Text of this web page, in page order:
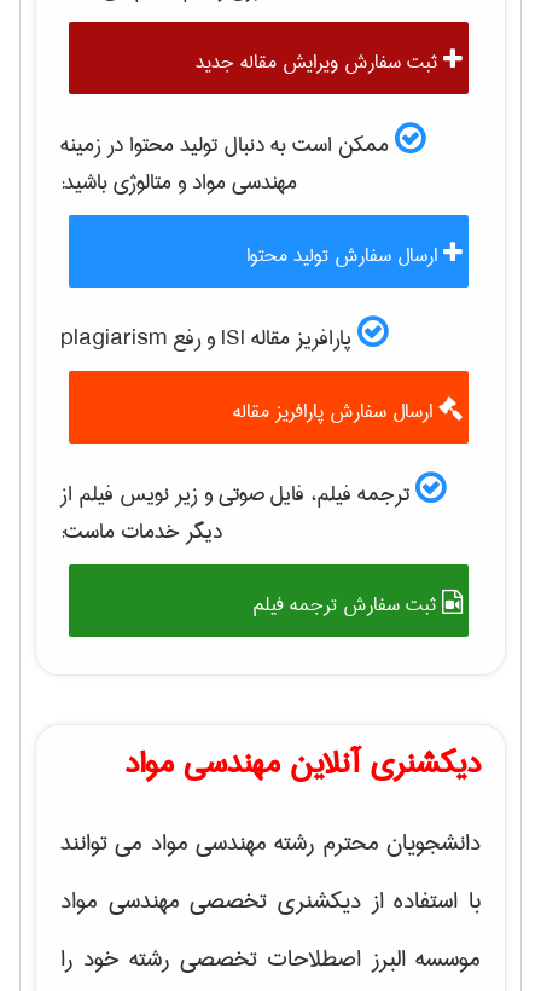
ثبت سفارش ویرایش مقاله جدید
ممکن است به دنبال تولید محتوا در زمینه
مهندسی مواد و متالوژیباشید:
ارسال سفارش تولید محتوا
پارافریز مقاله ISI و رفع plagiarism
ارسال سفارش پارافریز مقاله
ترجمه فیلم، فایل صوتی و زیر نویس فیلم از
دیگر خدمات ماست:
ثبت سفارش ترجمه فیلم
دیکشنری آنلاین مهندسی مواد
دانشجویان محترم رشته مهندسی مواد می توانند
با استفاده از دیکشنری تخصصی مهندسی مواد
موسسه البرز اصطلاحات تخصصی رشته خود را